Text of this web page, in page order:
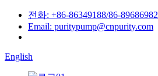
전화: +86-86349188/86-89686982
Email: puritypump@cnpurity.com
English